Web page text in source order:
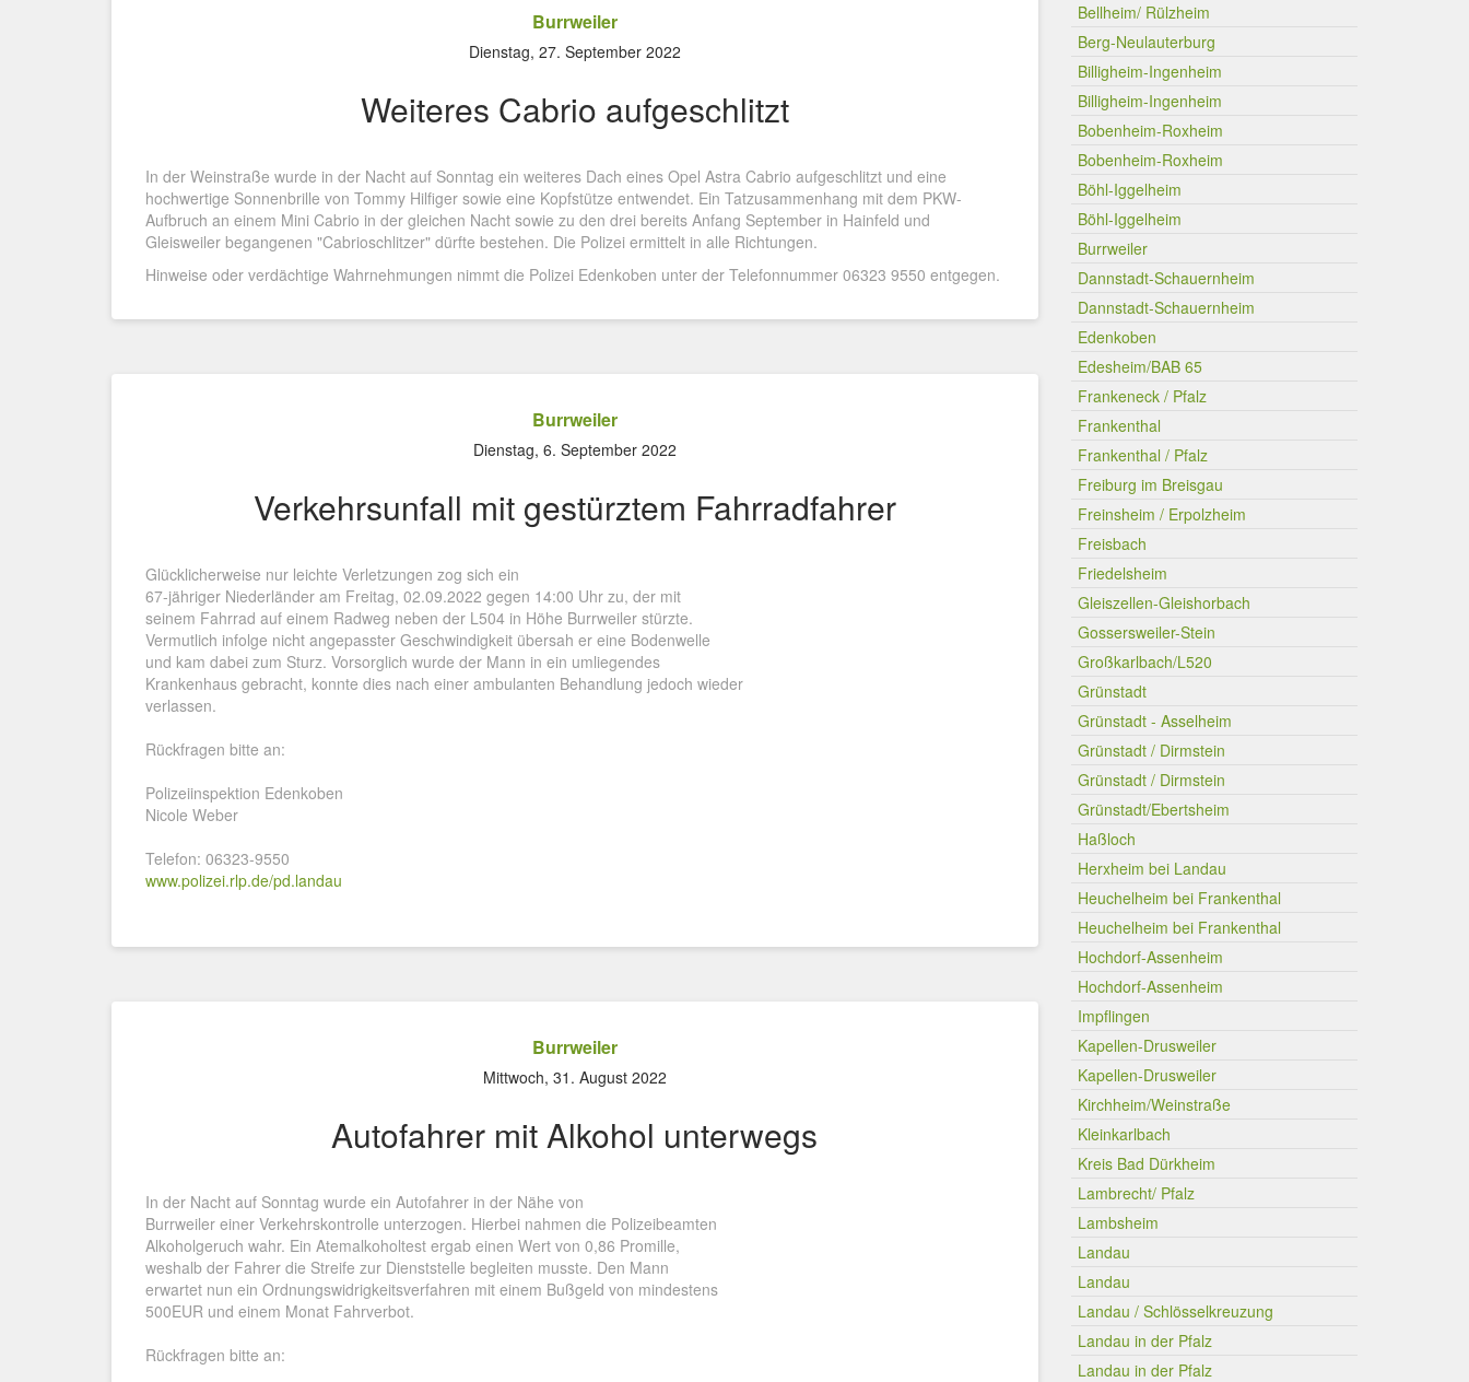
Burrweiler
Dienstag, 27. September 2022
Weiteres Cabrio aufgeschlitzt
In der Weinstraße wurde in der Nacht auf Sonntag ein weiteres Dach eines Opel Astra Cabrio aufgeschlitzt und eine
hochwertige Sonnenbrille von Tommy Hilfiger sowie eine Kopfstütze entwendet. Ein Tatzusammenhang mit dem PKW-
Aufbruch an einem Mini Cabrio in der gleichen Nacht sowie zu den drei bereits Anfang September in Hainfeld und
Gleisweiler begangenen "Cabrioschlitzer" dürfte bestehen. Die Polizei ermittelt in alle Richtungen.
Hinweise oder verdächtige Wahrnehmungen nimmt die Polizei Edenkoben unter der Telefonnummer 06323 9550 entgegen.
Burrweiler
Dienstag, 6. September 2022
Verkehrsunfall mit gestürztem Fahrradfahrer
Glücklicherweise nur leichte Verletzungen zog sich ein
67-jähriger Niederländer am Freitag, 02.09.2022 gegen 14:00 Uhr zu, der mit
seinem Fahrrad auf einem Radweg neben der L504 in Höhe Burrweiler stürzte.
Vermutlich infolge nicht angepasster Geschwindigkeit übersah er eine Bodenwelle
und kam dabei zum Sturz. Vorsorglich wurde der Mann in ein umliegendes
Krankenhaus gebracht, konnte dies nach einer ambulanten Behandlung jedoch wieder
verlassen.
Rückfragen bitte an:
Polizeiinspektion Edenkoben
Nicole Weber
Telefon: 06323-9550
www.polizei.rlp.de/pd.landau
Burrweiler
Mittwoch, 31. August 2022
Autofahrer mit Alkohol unterwegs
In der Nacht auf Sonntag wurde ein Autofahrer in der Nähe von
Burrweiler einer Verkehrskontrolle unterzogen. Hierbei nahmen die Polizeibeamten
Alkoholgeruch wahr. Ein Atemalkoholtest ergab einen Wert von 0,86 Promille,
weshalb der Fahrer die Streife zur Dienststelle begleiten musste. Den Mann
erwartet nun ein Ordnungswidrigkeitsverfahren mit einem Bußgeld von mindestens
500EUR und einem Monat Fahrverbot.
Rückfragen bitte an:
Bellheim/ Rülzheim
Berg-Neulauterburg
Billigheim-Ingenheim
Billigheim-Ingenheim
Bobenheim-Roxheim
Bobenheim-Roxheim
Böhl-Iggelheim
Böhl-Iggelheim
Burrweiler
Dannstadt-Schauernheim
Dannstadt-Schauernheim
Edenkoben
Edesheim/BAB 65
Frankeneck / Pfalz
Frankenthal
Frankenthal / Pfalz
Freiburg im Breisgau
Freinsheim / Erpolzheim
Freisbach
Friedelsheim
Gleiszellen-Gleishorbach
Gossersweiler-Stein
Großkarlbach/L520
Grünstadt
Grünstadt - Asselheim
Grünstadt / Dirmstein
Grünstadt / Dirmstein
Grünstadt/Ebertsheim
Haßloch
Herxheim bei Landau
Heuchelheim bei Frankenthal
Heuchelheim bei Frankenthal
Hochdorf-Assenheim
Hochdorf-Assenheim
Impflingen
Kapellen-Drusweiler
Kapellen-Drusweiler
Kirchheim/Weinstraße
Kleinkarlbach
Kreis Bad Dürkheim
Lambrecht/ Pfalz
Lambsheim
Landau
Landau
Landau / Schlösselkreuzung
Landau in der Pfalz
Landau in der Pfalz